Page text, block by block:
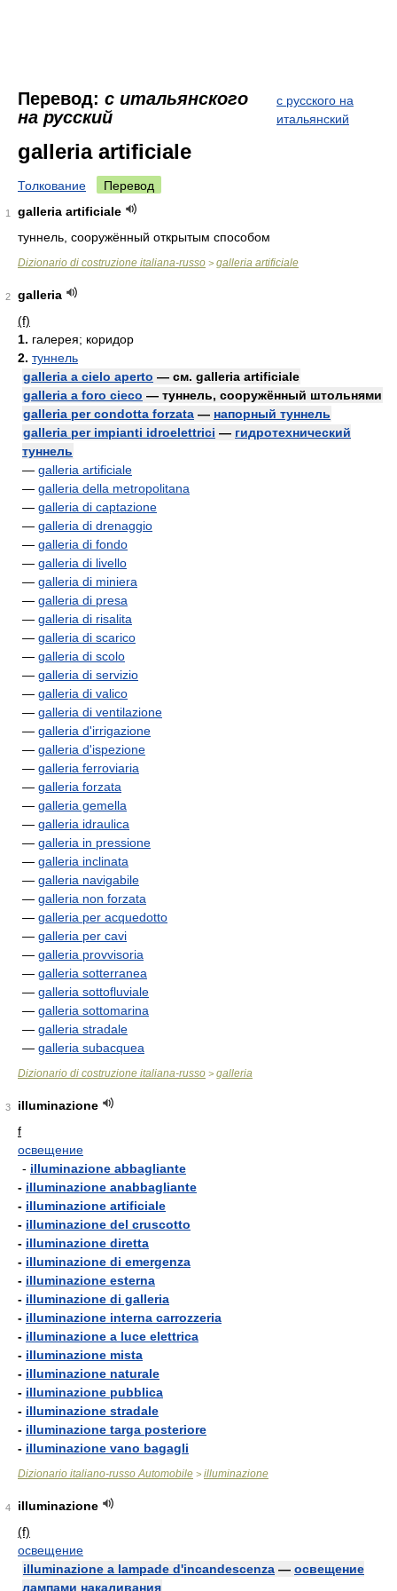
Перевод: с итальянского
на русский
с русского на
итальянский
galleria artificiale
Толкование Перевод
1
galleria artificiale
туннель, сооружённый открытым способом
Dizionario di costruzione italiana-russo > galleria artificiale
2
galleria
(f)
1. галерея; коридор
2. туннель
galleria a cielo aperto — см. galleria artificiale
galleria a foro cieco — туннель, сооружённый штольнями
galleria per condotta forzata — напорный туннель
galleria per impianti idroelettrici — гидротехнический
туннель
— galleria artificiale
— galleria della metropolitana
— galleria di captazione
— galleria di drenaggio
— galleria di fondo
— galleria di livello
— galleria di miniera
— galleria di presa
— galleria di risalita
— galleria di scarico
— galleria di scolo
— galleria di servizio
— galleria di valico
— galleria di ventilazione
— galleria d'irrigazione
— galleria d'ispezione
— galleria ferroviaria
— galleria forzata
— galleria gemella
— galleria idraulica
— galleria in pressione
— galleria inclinata
— galleria navigabile
— galleria non forzata
— galleria per acquedotto
— galleria per cavi
— galleria provvisoria
— galleria sotterranea
— galleria sottofluviale
— galleria sottomarina
— galleria stradale
— galleria subacquea
Dizionario di costruzione italiana-russo > galleria
3
illuminazione
f
освещение
- illuminazione abbagliante
- illuminazione anabbagliante
- illuminazione artificiale
- illuminazione del cruscotto
- illuminazione diretta
- illuminazione di emergenza
- illuminazione esterna
- illuminazione di galleria
- illuminazione interna carrozzeria
- illuminazione a luce elettrica
- illuminazione mista
- illuminazione naturale
- illuminazione pubblica
- illuminazione stradale
- illuminazione targa posteriore
- illuminazione vano bagagli
Dizionario italiano-russo Automobile > illuminazione
4
illuminazione
(f)
освещение
illuminazione a lampade d'incandescenza — освещение
лампами накаливания